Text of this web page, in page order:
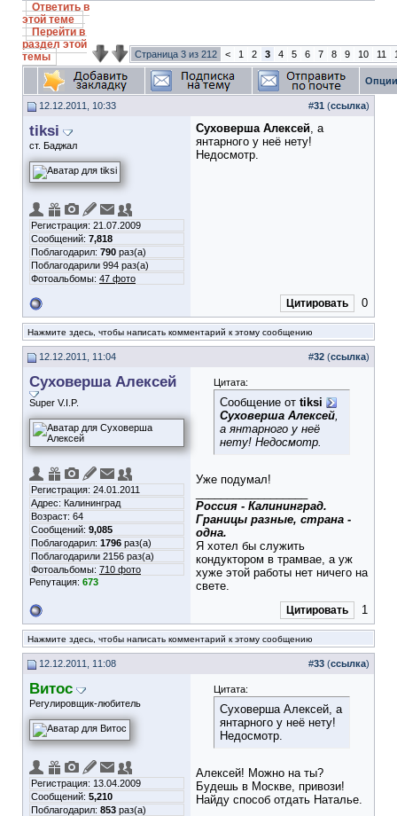
Ответить в
этой теме
Перейти в
раздел этой
темы
Страница 3 из 212 < 1 2 3 4 5 6 7 8 9 10 11
12.12.2011, 10:33 #31 (ссылка)
tiksi
ст. Баджал
Регистрация: 21.07.2009
Сообщений: 7,818
Поблагодарил: 790 раз(а)
Поблагодарили 994 раз(а)
Фотоальбомы: 47 фото
Суховерша Алексей, а
янтарного у неё нету!
Недосмотр.
Цитировать 0
Нажмите здесь, чтобы написать комментарий к этому сообщению
12.12.2011, 11:04 #32 (ссылка)
Суховерша Алексей
Super V.I.P.
Регистрация: 24.01.2011
Адрес: Калининград
Возраст: 64
Сообщений: 9,085
Поблагодарил: 1796 раз(а)
Поблагодарили 2156 раз(а)
Фотоальбомы: 710 фото
Репутация: 673
Цитата:
Сообщение от tiksi
Суховерша Алексей,
а янтарного у неё
нету! Недосмотр.
Уже подумал!
Россия - Калининград.
Границы разные, страна -
одна.
Я хотел бы служить
кондуктором в трамвае, а уж
хуже этой работы нет ничего на
свете.
Цитировать 1
Нажмите здесь, чтобы написать комментарий к этому сообщению
12.12.2011, 11:08 #33 (ссылка)
Витос
Регулировщик-любитель
Регистрация: 13.04.2009
Сообщений: 5,210
Поблагодарил: 853 раз(а)
Цитата:
Суховерша Алексей, а
янтарного у неё нету!
Недосмотр.
Алексей! Можно на ты?
Будешь в Москве, привози!
Найду способ отдать Наталье.